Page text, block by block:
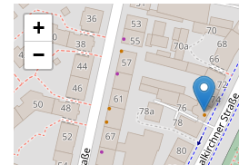
+
−